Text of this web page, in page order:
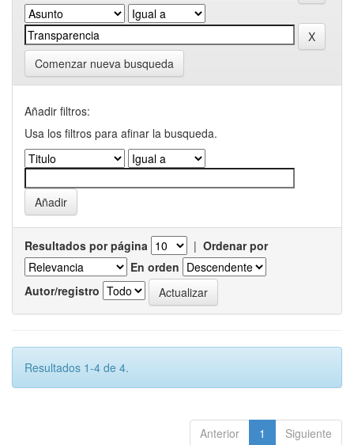
Comenzar nueva busqueda
Añadir filtros:
Usa los filtros para afinar la busqueda.
Resultados por página | Ordenar por
En orden
Autor/registro
Resultados 1-4 de 4.
Anterior 1 Siguiente